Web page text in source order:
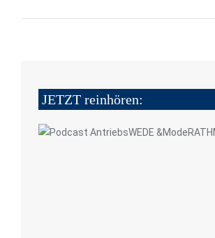
JETZT reinhören: